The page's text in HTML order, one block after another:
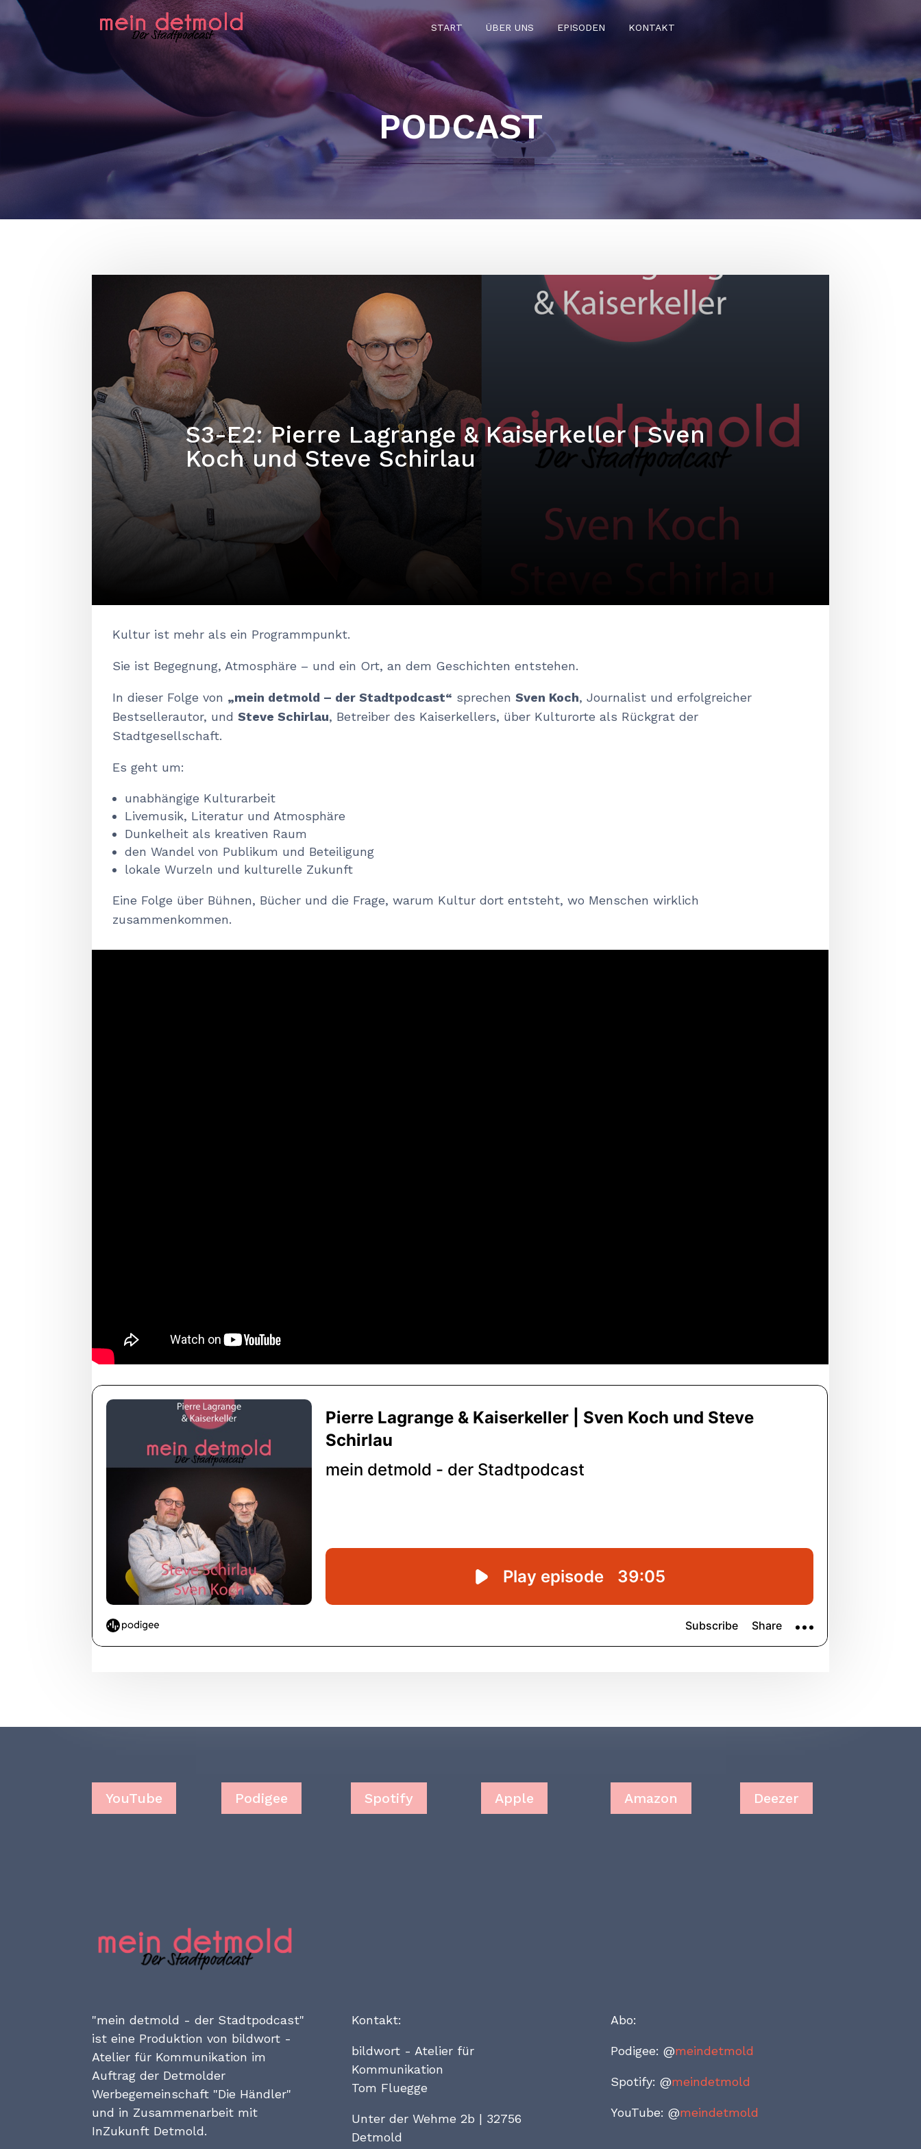
START ÜBER UNS EPISODEN KONTAKT
PODCAST
S3-E2: Pierre Lagrange & Kaiserkeller | Sven
Koch und Steve Schirlau
Kultur ist mehr als ein Programmpunkt.
Sie ist Begegnung, Atmosphäre – und ein Ort, an dem Geschichten entstehen.
In dieser Folge von „mein detmold – der Stadtpodcast“ sprechenSven Koch, Journalist und erfolgreicher
Bestsellerautor, undSteve Schirlau, Betreiber des Kaiserkellers, über Kulturorte als Rückgrat der
Stadtgesellschaft.
Es geht um:
unabhängige Kulturarbeit
Livemusik, Literatur und Atmosphäre
Dunkelheit als kreativen Raum
den Wandel von Publikum und Beteiligung
lokale Wurzeln und kulturelle Zukunft
Eine Folge über Bühnen, Bücher und die Frage, warum Kultur dort entsteht, wo Menschen wirklich
zusammenkommen.
YouTube Podigee Spotify Apple Amazon Deezer
"mein detmold - der Stadtpodcast"
ist eine Produktion von bildwort -
Atelier für Kommunikation im
Auftrag der Detmolder
Werbegemeinschaft "Die Händler"
und in Zusammenarbeit mit
InZukunft Detmold.
Kontakt:
bildwort - Atelier für
Kommunikation
Tom Fluegge
Unter der Wehme 2b | 32756
Detmold
Abo:
Podigee: @meindetmold
Spotify: @meindetmold
YouTube: @meindetmold